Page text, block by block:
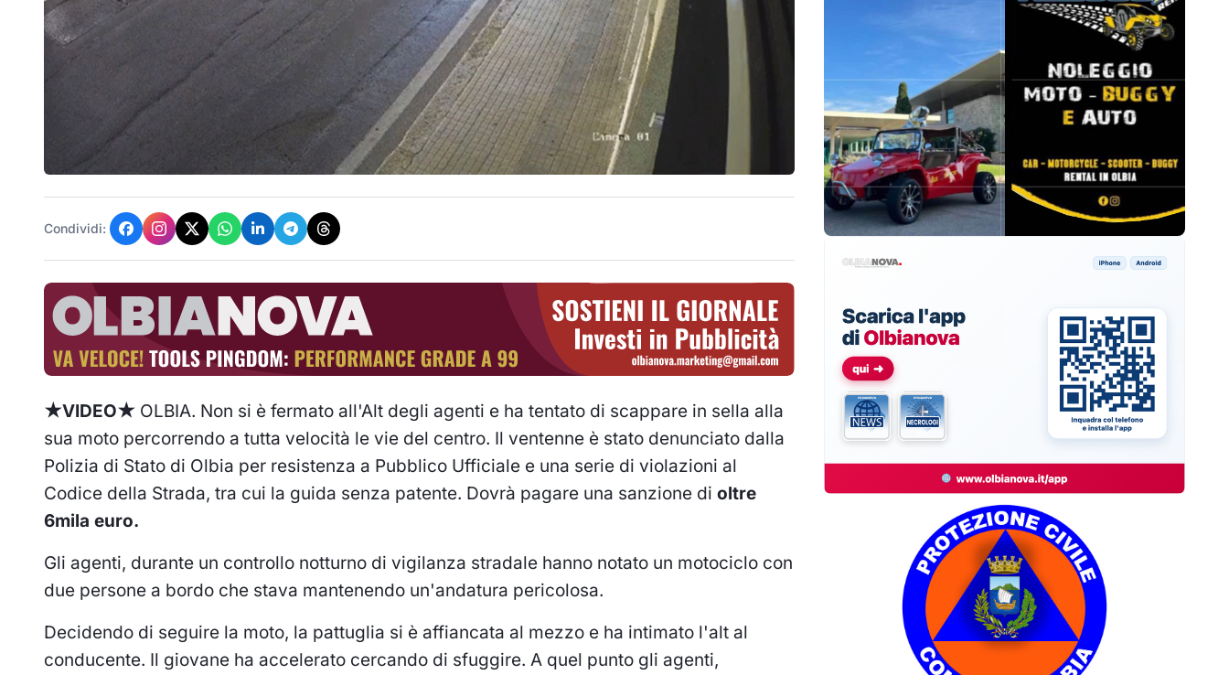
Condividi:
★VIDEO★ OLBIA. Non si è fermato all'Alt degli agenti e ha tentato di scappare in sella alla
sua moto percorrendo a tutta velocità le vie del centro. Il ventenne è stato denunciato dalla
Polizia di Stato di Olbia per resistenza a Pubblico Ufficiale e una serie di violazioni al
Codice della Strada, tra cui la guida senza patente. Dovrà pagare una sanzione di oltre
6mila euro.
Gli agenti, durante un controllo notturno di vigilanza stradale hanno notato un motociclo con
due persone a bordo che stava mantenendo un'andatura pericolosa.
Decidendo di seguire la moto, la pattuglia si è affiancata al mezzo e ha intimato l'alt al
conducente. Il giovane ha accelerato cercando di sfuggire. A quel punto gli agenti,